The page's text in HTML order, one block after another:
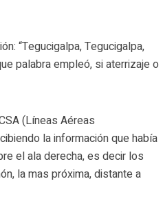
“Tegucigalpa, Tegucigalpa,
palabra empleó, si aterrizaje o
(Líneas Aéreas
la información que había
el ala derecha, es decir los
la mas próxima, distante a